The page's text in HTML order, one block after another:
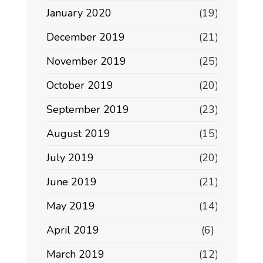
January 2020
(19)
December 2019
(21)
November 2019
(25)
October 2019
(20)
September 2019
(23)
August 2019
(15)
July 2019
(20)
June 2019
(21)
May 2019
(14)
April 2019
(6)
March 2019
(12)